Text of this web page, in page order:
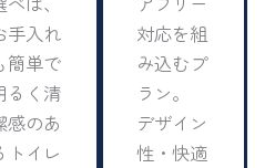
手入れ
簡単で
るく清
感のあ
トイレ
対応を組
み込むプ
ラン。
デザイン
性・快適